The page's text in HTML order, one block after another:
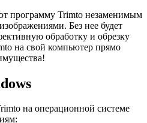
программу Trimto незаменимым
Без нее будет
обработку и обрезку
на свой компьютер прямо
на операционной системе